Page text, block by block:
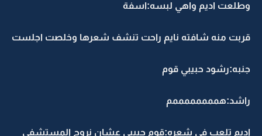
وطلعت اديم واهي لبسه:اسفة
قربت منه شافته نايم راحت تنشف شعرها وخلصت اجلست
جنبه:رشود حبيبي قوم
راشد:هممممممممم
اديم تلعب في شعره:قوم حبيبي عشان نروح المستشفى